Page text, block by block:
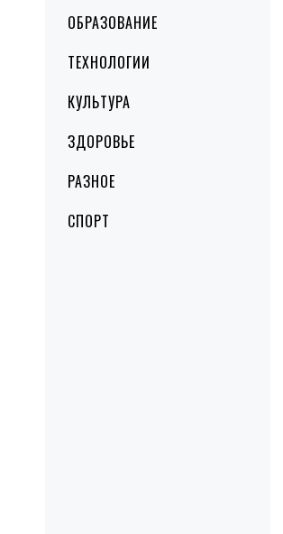
ОБРАЗОВАНИЕ
ТЕХНОЛОГИИ
КУЛЬТУРА
ЗДОРОВЬЕ
РАЗНОЕ
СПОРТ